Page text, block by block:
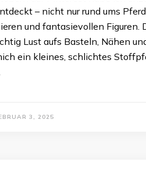
– nicht nur rund ums
und fantasievollen Figuren.
Lust aufs Basteln, Nähen
ein kleines, schlichtes
3, 2025